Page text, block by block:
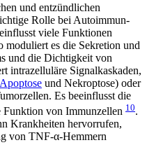
und entzündlichen
Rolle bei Autoimmun-
viele Funktionen
moduliert es die Sekretion und
und die Dichtigkeit von
intrazelluläre Signalkaskaden,
Apoptose und Nekroptose) oder
Es beeinflusst die
von Immunzellen 10.
Krankheiten hervorrufen,
von TNF-α-Hemmern